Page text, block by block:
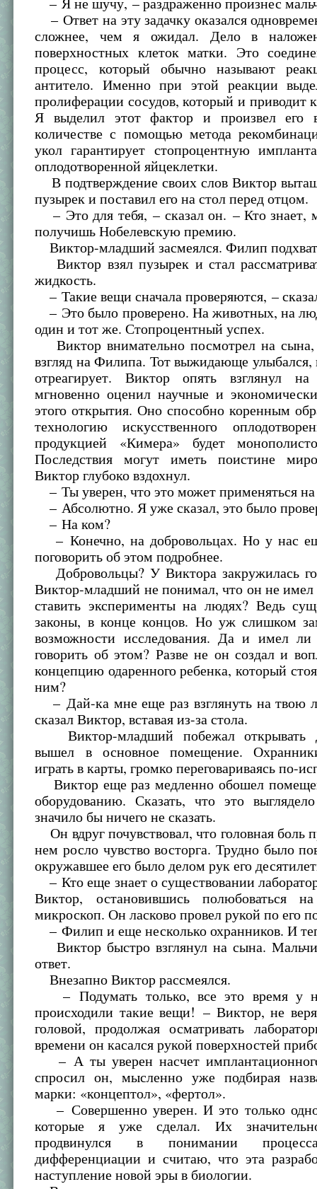
– Ответ на эту задачку оказался
сложнее, чем я ожидал. Дело в
поверхностных клеток матки. Это
процесс, который обычно называют
антитело. Именно при этой реакции
пролиферации сосудов, который и приводит
Я выделил этот фактор и произвел его
количестве с помощью метода
укол гарантирует стопроцентную
оплодотворенной яйцеклетки.
В подтверждение своих слов Виктор
пузырек и поставил его на стол перед отцом.
– Это для тебя, – сказал он. – Кто знает,
получишь Нобелевскую премию.
Виктор-младший засмеялся. Филип
Виктор взял пузырек и стал
жидкость.
– Такие вещи сначала проверяются, –
– Это было проверено. На животных, на
один и тот же. Стопроцентный успех.
Виктор внимательно посмотрел на сына,
взгляд на Филипа. Тот выжидающе улыбался,
отреагирует. Виктор опять взглянул
мгновенно оценил научные и
этого открытия. Оно способно коренным
технологию искусственного
продукцией «Кимера» будет
Последствия могут иметь поистине
Виктор глубоко вздохнул.
– Ты уверен, что это может применяться
– Абсолютно. Я уже сказал, это было
– На ком?
– Конечно, на добровольцах. Но у нас
поговорить об этом подробнее.
Добровольцы? У Виктора закружилась
Виктор-младший не понимал, что он не имел
ставить эксперименты на людях? Ведь
законы, в конце концов. Но уж слишком
возможности исследования. Да и имел
говорить об этом? Разве не он создал и
концепцию одаренного ребенка, который
ним?
– Дай-ка мне еще раз взглянуть на твою
сказал Виктор, вставая из-за стола.
Виктор-младший побежал открывать
вышел в основное помещение.
играть в карты, громко переговариваясь по-
Виктор еще раз медленно обошел
оборудованию. Сказать, что это
значило бы ничего не сказать.
Он вдруг почувствовал, что головная боль
нем росло чувство восторга. Трудно было
окружавшее его было делом рук его
– Кто еще знает о существовании
Виктор, остановившись полюбоваться
микроскоп. Он ласково провел рукой по его
– Филип и еще несколько охранников. И
Виктор быстро взглянул на сына.
ответ.
Внезапно Виктор рассмеялся.
– Подумать только, все это время у
происходили такие вещи! – Виктор, не
головой, продолжая осматривать
времени он касался рукой поверхностей
– А ты уверен насчет
спросил он, мысленно уже подбирая
марки: «концептол», «фертол».
– Совершенно уверен. И это только
которые я уже сделал. Их
продвинулся в понимании
дифференциации и считаю, что эта
наступление новой эры в биологии.